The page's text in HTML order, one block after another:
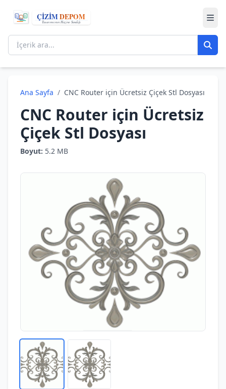
Ana Sayfa / CNC Router için Ücretsiz Çiçek Stl Dosyası
CNC Router için Ücretsiz
Çiçek Stl Dosyası
Boyut: 5.2 MB